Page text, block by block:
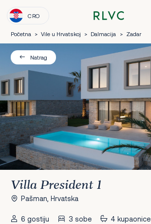
CRO
Početna > Vile u Hrvatskoj > Dalmacija > Zadar
Natrag
Villa President 1
Pašman, Hrvatska
6 gostiju 3 sobe 4 kupaonice